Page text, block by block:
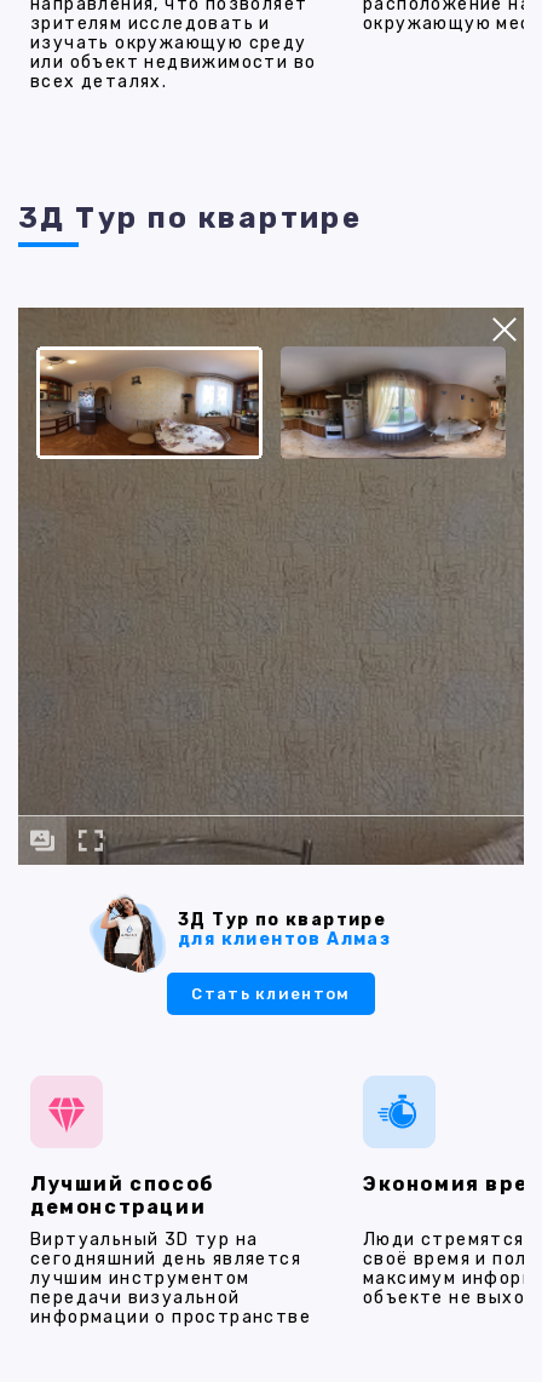
зрителям исследовать и
изучать окружающую среду
или объект недвижимости во
всех деталях.
окружающую
3Д Тур по квартире
3Д Тур по квартире
для клиентов Алмаз
Стать клиентом
Лучший способ
демонстрации
Виртуальный 3D тур на
сегодняшний день является
лучшим инструментом
передачи визуальной
информации о пространстве
Экономия
Люди стремятся
своё время и
максимум
объекте не